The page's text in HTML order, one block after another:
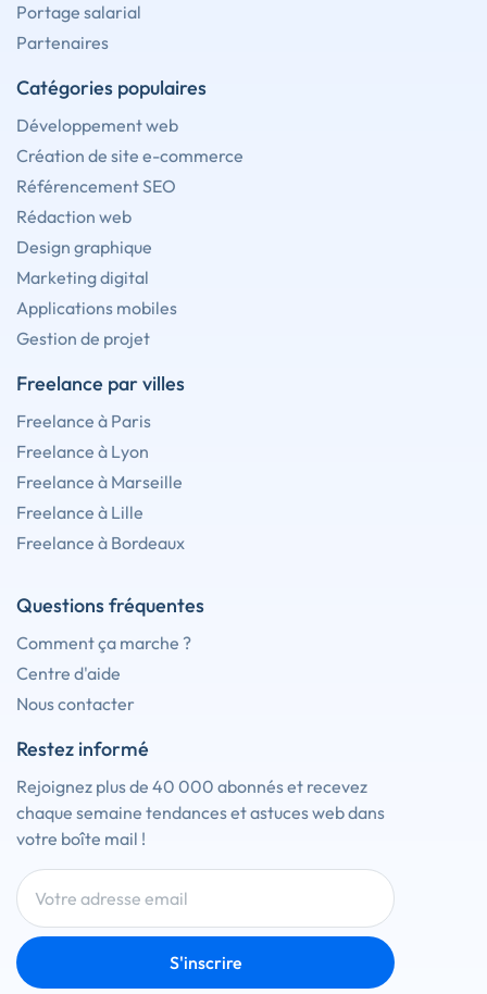
Portage salarial
Partenaires
Catégories populaires
Développement web
Création de site e-commerce
Référencement SEO
Rédaction web
Design graphique
Marketing digital
Applications mobiles
Gestion de projet
Freelance par villes
Freelance à Paris
Freelance à Lyon
Freelance à Marseille
Freelance à Lille
Freelance à Bordeaux
Questions fréquentes
Comment ça marche ?
Centre d'aide
Nous contacter
Restez informé
Rejoignez plus de 40 000 abonnés et recevez
chaque semaine tendances et astuces web dans
votre boîte mail !
S'inscrire